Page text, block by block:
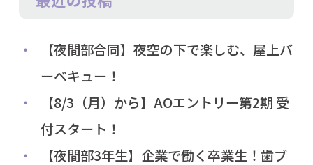
【夜間部合同】夜空の下で楽しむ、屋上バ
ーベキュー！
【8/3（月）から】AOエントリー第2期 受
付スタート！
【夜間部3年生】企業で働く卒業生！歯ブ